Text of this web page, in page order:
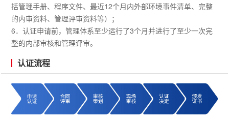
括管理手册、程序文件、最近12个月内外部环境事件清单、完整
的内审资料、管理评审资料等）；
6．认证申请前，管理体系至少运行了3个月并进行了至少一次完
整的内部审核和管理评审。
认证流程